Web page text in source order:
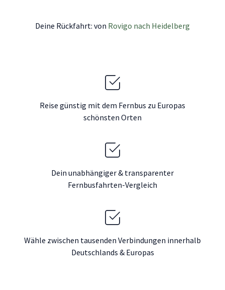
Deine Rückfahrt: von Rovigo nach Heidelberg
Reise günstig mit dem Fernbus zu Europas
schönsten Orten
Dein unabhängiger & transparenter
Fernbusfahrten-Vergleich
Wähle zwischen tausenden Verbindungen innerhalb
Deutschlands & Europas